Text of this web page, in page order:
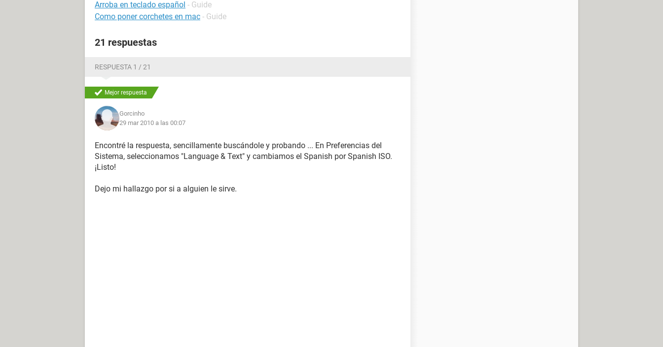
Arroba en teclado español - Guide
Como poner corchetes en mac - Guide
21 respuestas
RESPUESTA 1 / 21
Mejor respuesta
Gorcinho
29 mar 2010 a las 00:07
Encontré la respuesta, sencillamente buscándole y probando ... En Preferencias del
Sistema, seleccionamos "Language & Text" y cambiamos el Spanish por Spanish ISO.
¡Listo!
Dejo mi hallazgo por si a alguien le sirve.